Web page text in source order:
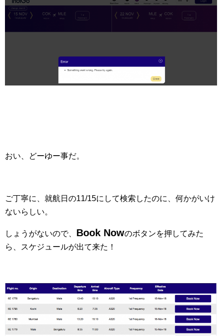
おい、どーゆー事だ。
ご丁寧に、就航日の11/15にして検索したのに、何かがいけ
ないらしい。
しょうがないので、 Book Nowのボタンを押してみた
ら、スケジュールが出て来た！